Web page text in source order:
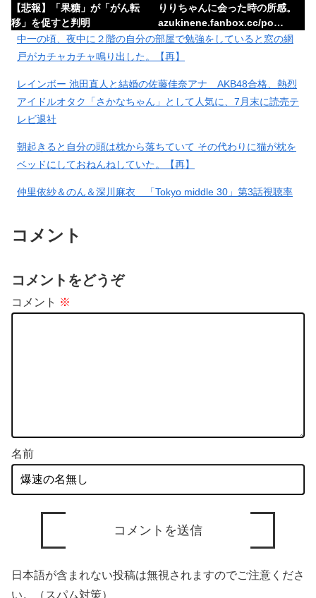
【悲報】「果糖」が「がん転
移」を促すと判明
りりちゃんに会った時の所感。
azukinene.fanbox.cc/po…
積水ハウス「地面師に55億円騙
し取られた…」 ワイ「はえーか
わいそう…会社滅茶苦茶やろな
最近、10年くらい使ってたモニ
ターが流石に焼き付き始めたん
に変わってうんざりしてるやつ
さん59歳で亡くしました遺族年
ビスエリア利用有料化すればサ
ボらず走るし流問題解決じゃ
ね？」
中一の頃、夜中に２階の自分の部屋で勉強をしていると窓の網
戸がカチャカチャ鳴り出した。【再】
レインボー 池田直人と結婚の佐藤佳奈アナ AKB48合格、熱烈
アイドルオタク「さかなちゃん」として人気に、7月末に読売テ
レビ退社
朝起きると自分の頭は枕から落ちていて その代わりに猫が枕を
ベッドにしておねんねしていた。【再】
仲里依紗＆のん＆深川麻衣 「Tokyo middle 30」第3話視聴率
【仰天】外国人「日本に夢中なアメリカ人は迷惑?」日本人の回
コメント
コメントをどうぞ
コメント ※
名前
日本語が含まれない投稿は無視されますのでご注意くださ
い。（スパム対策）